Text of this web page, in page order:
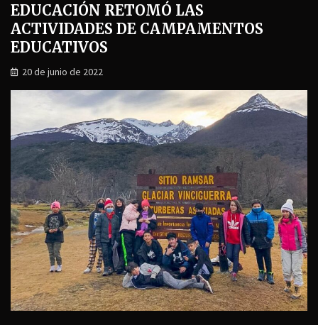
EDUCACIÓN RETOMÓ LAS
ACTIVIDADES DE CAMPAMENTOS
EDUCATIVOS
20 de junio de 2022